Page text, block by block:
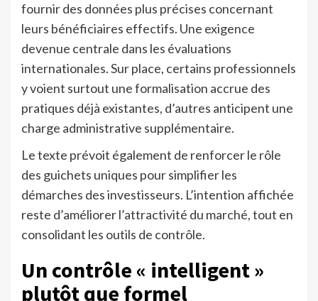
fournir des données plus précises concernant
leurs bénéficiaires effectifs. Une exigence
devenue centrale dans les évaluations
internationales. Sur place, certains professionnels
y voient surtout une formalisation accrue des
pratiques déjà existantes, d’autres anticipent une
charge administrative supplémentaire.
Le texte prévoit également de renforcer le rôle
des guichets uniques pour simplifier les
démarches des investisseurs. L’intention affichée
reste d’améliorer l’attractivité du marché, tout en
consolidant les outils de contrôle.
Un contrôle « intelligent »
plutôt que formel